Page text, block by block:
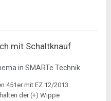
mit Schaltknauf
in SMARTe Technik
451er mit EZ 12/2013
der (+) Wippe